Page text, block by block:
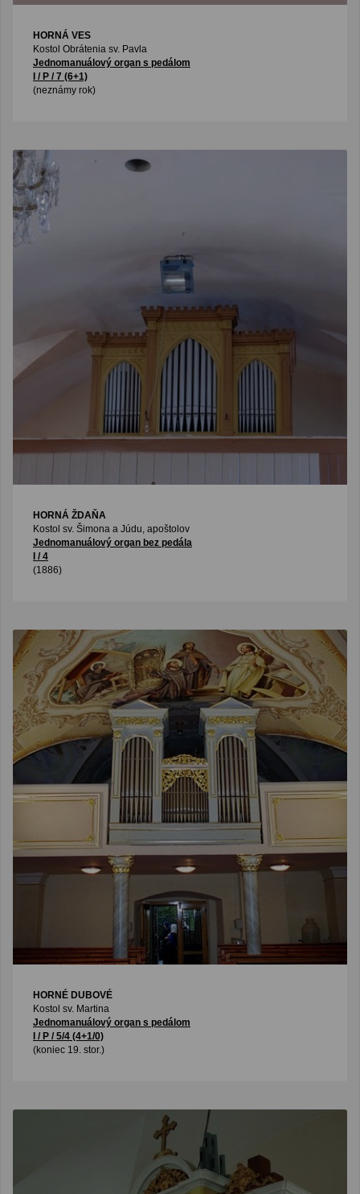
HORNÁ VES
Kostol Obrátenia sv. Pavla
Jednomanuálový organ s pedálom
I / P / 7 (6+1)
(neznámy rok)
HORNÁ ŽDAŇA
Kostol sv. Šimona a Júdu, apoštolov
Jednomanuálový organ bez pedála
I / 4
(1886)
HORNÉ DUBOVÉ
Kostol sv. Martina
Jednomanuálový organ s pedálom
I / P / 5/4 (4+1/0)
(koniec 19. stor.)